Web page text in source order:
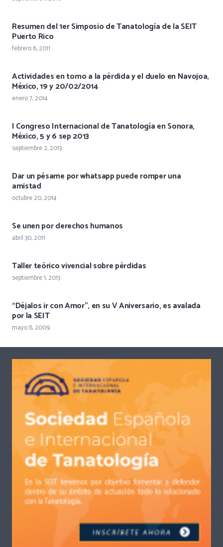
Resumen del 1er Simposio de Tanatología de la SEIT
Puerto Rico
febrero 6, 2011
Actividades en torno a la pérdida y el duelo en Navojoa,
México, 19 y 20/02/2014
enero 7, 2014
I Congreso Internacional de Tanatología en Sonora,
México, 5 y 6 sep 2013
septiembre 2, 2013
Dar un pésame por whatsapp puede romper una
amistad
octubre 20, 2014
Se unen por derechos humanos
abril 30, 2011
Taller teórico vivencial sobre pérdidas
septiembre 1, 2013
“Déjalos ir con Amor”, en su V Aniversario, es avalada
por la SEIT
mayo 8, 2009